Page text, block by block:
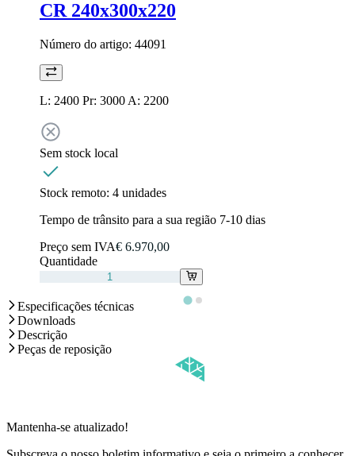
CR 240x300x220
Número do artigo: 44091
L: 2400 Pr: 3000 A: 2200
Sem stock local
Stock remoto: 4 unidades
Tempo de trânsito para a sua região 7-10 dias
Preço sem IVA€ 6.970,00
Quantidade
Especificações técnicas
Downloads
Descrição
Peças de reposição
Mantenha-se atualizado!